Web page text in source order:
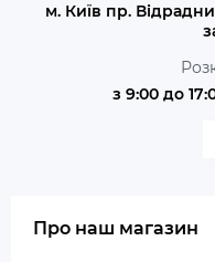
м. Київ пр. Відрадний 95К Точка видачі інтернет
з 9:00 до
Про наш магазин